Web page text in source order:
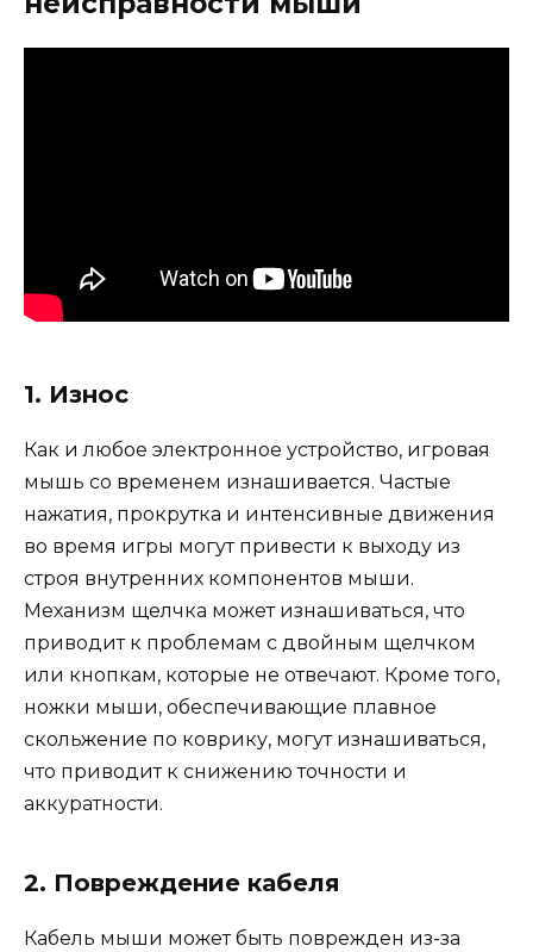
1. Износ
Как и любое электронное устройство, игровая
мышь со временем изнашивается. Частые
нажатия, прокрутка и интенсивные движения
во время игры могут привести к выходу из
строя внутренних компонентов мыши.
Механизм щелчка может изнашиваться, что
приводит к проблемам с двойным щелчком
или кнопкам, которые не отвечают. Кроме того,
ножки мыши, обеспечивающие плавное
скольжение по коврику, могут изнашиваться,
что приводит к снижению точности и
аккуратности.
2. Повреждение кабеля
Кабель мыши может быть поврежден из-за